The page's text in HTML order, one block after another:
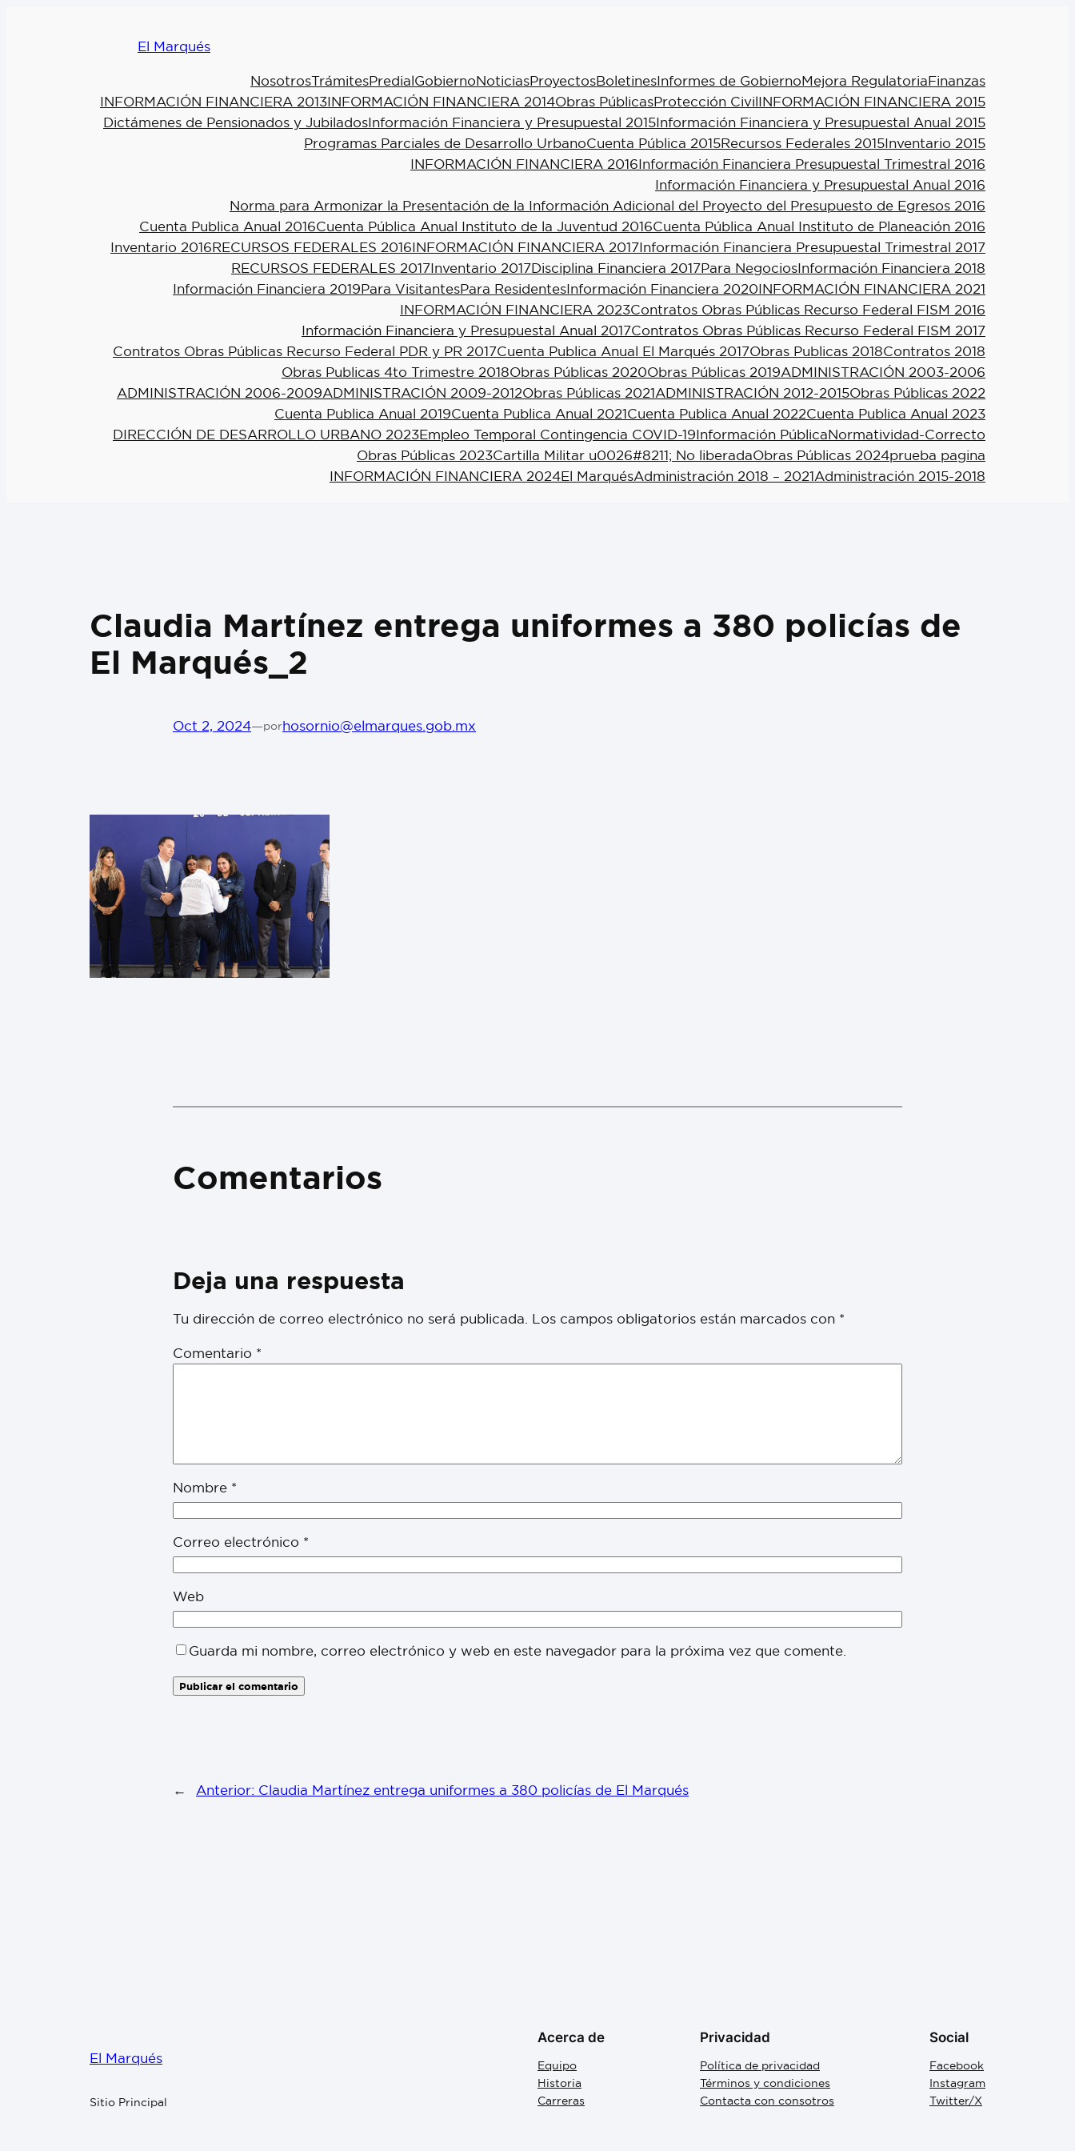
El Marqués
NosotrosTrámitesPredialGobiernoNoticiasProyectosBoletinesInformes de GobiernoMejora RegulatoriaFinanzas
INFORMACIÓN FINANCIERA 2013INFORMACIÓN FINANCIERA 2014Obras PúblicasProtección CivilINFORMACIÓN FINANCIERA 2015
Dictámenes de Pensionados y JubiladosInformación Financiera y Presupuestal 2015Información Financiera y Presupuestal Anual 2015
Programas Parciales de Desarrollo UrbanoCuenta Pública 2015Recursos Federales 2015Inventario 2015
INFORMACIÓN FINANCIERA 2016Información Financiera Presupuestal Trimestral 2016
Información Financiera y Presupuestal Anual 2016
Norma para Armonizar la Presentación de la Información Adicional del Proyecto del Presupuesto de Egresos 2016
Cuenta Publica Anual 2016Cuenta Pública Anual Instituto de la Juventud 2016Cuenta Pública Anual Instituto de Planeación 2016
Inventario 2016RECURSOS FEDERALES 2016INFORMACIÓN FINANCIERA 2017Información Financiera Presupuestal Trimestral 2017
RECURSOS FEDERALES 2017Inventario 2017Disciplina Financiera 2017Para NegociosInformación Financiera 2018
Información Financiera 2019Para VisitantesPara ResidentesInformación Financiera 2020INFORMACIÓN FINANCIERA 2021
INFORMACIÓN FINANCIERA 2023Contratos Obras Públicas Recurso Federal FISM 2016
Información Financiera y Presupuestal Anual 2017Contratos Obras Públicas Recurso Federal FISM 2017
Contratos Obras Públicas Recurso Federal PDR y PR 2017Cuenta Publica Anual El Marqués 2017Obras Publicas 2018Contratos 2018
Obras Publicas 4to Trimestre 2018Obras Públicas 2020Obras Públicas 2019ADMINISTRACIÓN 2003-2006
ADMINISTRACIÓN 2006-2009ADMINISTRACIÓN 2009-2012Obras Públicas 2021ADMINISTRACIÓN 2012-2015Obras Públicas 2022
Cuenta Publica Anual 2019Cuenta Publica Anual 2021Cuenta Publica Anual 2022Cuenta Publica Anual 2023
DIRECCIÓN DE DESARROLLO URBANO 2023Empleo Temporal Contingencia COVID-19Información PúblicaNormatividad-Correcto
Obras Públicas 2023Cartilla Militar u0026#8211; No liberadaObras Públicas 2024prueba pagina
INFORMACIÓN FINANCIERA 2024El MarquésAdministración 2018 – 2021Administración 2015-2018
Claudia Martínez entrega uniformes a 380 policías de
El Marqués_2
Oct 2, 2024—porhosornio@elmarques.gob.mx
Comentarios
Deja una respuesta
Tu dirección de correo electrónico no será publicada. Los campos obligatorios están marcados con *
Comentario *
Nombre *
Correo electrónico *
Web
Guarda mi nombre, correo electrónico y web en este navegador para la próxima vez que comente.
← Anterior: Claudia Martínez entrega uniformes a 380 policías de El Marqués
El Marqués
Sitio Principal
Acerca de
Equipo
Historia
Carreras
Privacidad
Política de privacidad
Términos y condiciones
Contacta con consotros
Social
Facebook
Instagram
Twitter/X